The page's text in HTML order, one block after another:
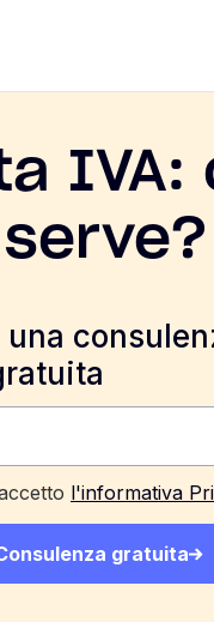
IVA:
l'informativa
gratuita